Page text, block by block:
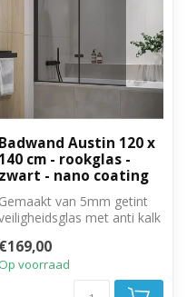
Badwand Austin 120 x
140 cm - rookglas -
zwart - nano coating
Gemaakt van 5mm getint
met anti kalk
t...
€169,00
Op voorraad